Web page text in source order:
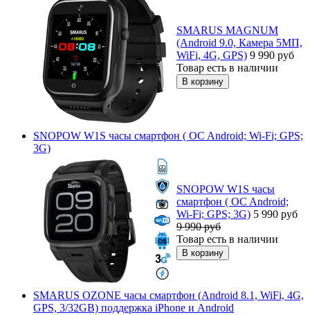
SMARUS MAGNUM
(Android 9.0, Камера 5МП,
WiFi, 4G, GPS) 9 990 руб
Товар есть в наличии
SNOPOW W1S часы смартфон ( OC Android; Wi-Fi; GPS;
3G)
SNOPOW W1S часы
смартфон ( OC Android;
Wi-Fi; GPS; 3G) 5 990 руб
9 990руб
Товар есть в наличии
SMARUS OZONE часы смартфон (Android 8.1, WiFi, 4G,
GPS, 3/32GB) поддержка iPhone и Android